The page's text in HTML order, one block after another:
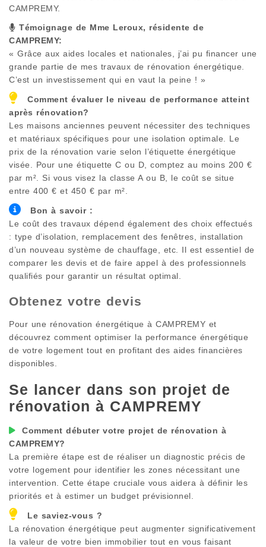
CAMPREMY.
Témoignage de Mme Leroux, résidente de
CAMPREMY:
« Grâce aux aides locales et nationales, j’ai pu financer une
grande partie de mes travaux de rénovation énergétique.
C’est un investissement qui en vaut la peine ! »
Comment évaluer le niveau de performance atteint
après rénovation?
Les maisons anciennes peuvent nécessiter des techniques
et matériaux spécifiques pour une isolation optimale. Le
prix de la rénovation varie selon l’étiquette énergétique
visée. Pour une étiquette C ou D, comptez au moins 200 €
par m². Si vous visez la classe A ou B, le coût se situe
entre 400 € et 450 € par m².
Bon à savoir :
Le coût des travaux dépend également des choix effectués
: type d’isolation, remplacement des fenêtres, installation
d’un nouveau système de chauffage, etc. Il est essentiel de
comparer les devis et de faire appel à des professionnels
qualifiés pour garantir un résultat optimal.
Obtenez votre devis
Pour une rénovation énergétique à CAMPREMY et
découvrez comment optimiser la performance énergétique
de votre logement tout en profitant des aides financières
disponibles.
Se lancer dans son projet de
rénovation à CAMPREMY
Comment débuter votre projet de rénovation à
CAMPREMY?
La première étape est de réaliser un diagnostic précis de
votre logement pour identifier les zones nécessitant une
intervention. Cette étape cruciale vous aidera à définir les
priorités et à estimer un budget prévisionnel.
Le saviez-vous ?
La rénovation énergétique peut augmenter significativement
la valeur de votre bien immobilier tout en vous faisant